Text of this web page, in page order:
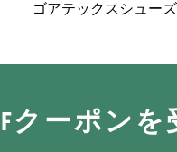
ゴアテックスシューズ
クーポン